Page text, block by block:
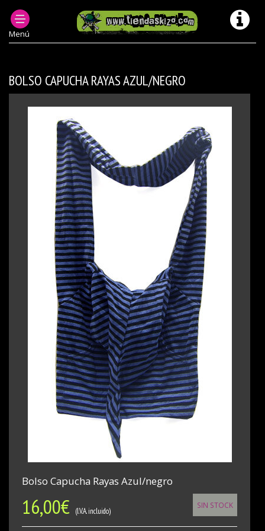
Menú
PRODUCTOS DESCATALOGADOS
ACC BOLSOS MODELOS ANTERIORES/ DESCATALOGADOS
BOLSO CAPUCHA RAYAS AZUL/NEGRO
Bolso Capucha Rayas Azul/negro
16,00€ (I.V.A. incluido)
SIN STOCK